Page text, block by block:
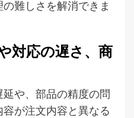
難しさを解消できま
対応の遅さ、商
や、部品の精度の問
が注文内容と異なる